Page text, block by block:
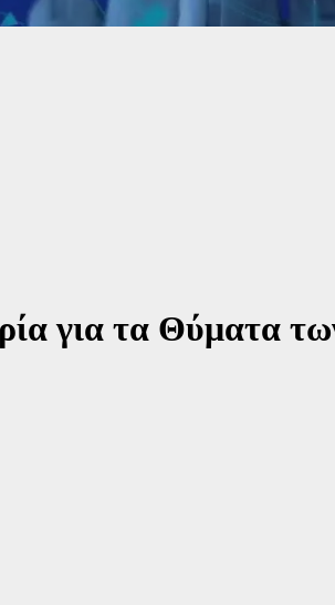
για τα Θύματα